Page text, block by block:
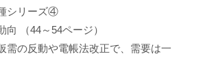
シリーズ④
向 （44～54ページ）
需の反動や電帳法改正で、需要は一